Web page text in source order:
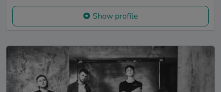
Show profile